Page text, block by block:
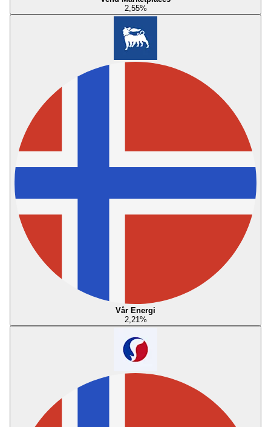
2,55%
Vår Energi
2,21%